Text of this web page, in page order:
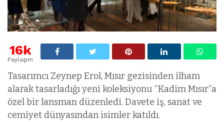
16k
Paylaşım
Tasarımcı Zeynep Erol, Mısır gezisinden ilham
alarak tasarladığı yeni koleksiyonu “Kadim Mısır”a
özel bir lansman düzenledi. Davete iş, sanat ve
cemiyet dünyasından isimler katıldı.